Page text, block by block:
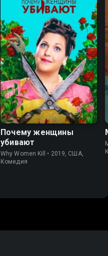
8.3 8.3
Почему женщины
убивают
Why Women Kill • 2019, США,
Комедия